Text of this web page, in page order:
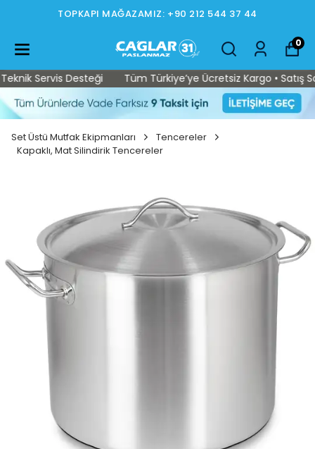
TOPKAPI MAĞAZAMIZ: +90 212 544 37 44
0
Servis Desteği Tüm Türkiye’ye Ücretsiz Kargo • Satış
Set Üstü Mutfak Ekipmanları
Tencereler
Kapaklı, Mat Silindirik Tencereler